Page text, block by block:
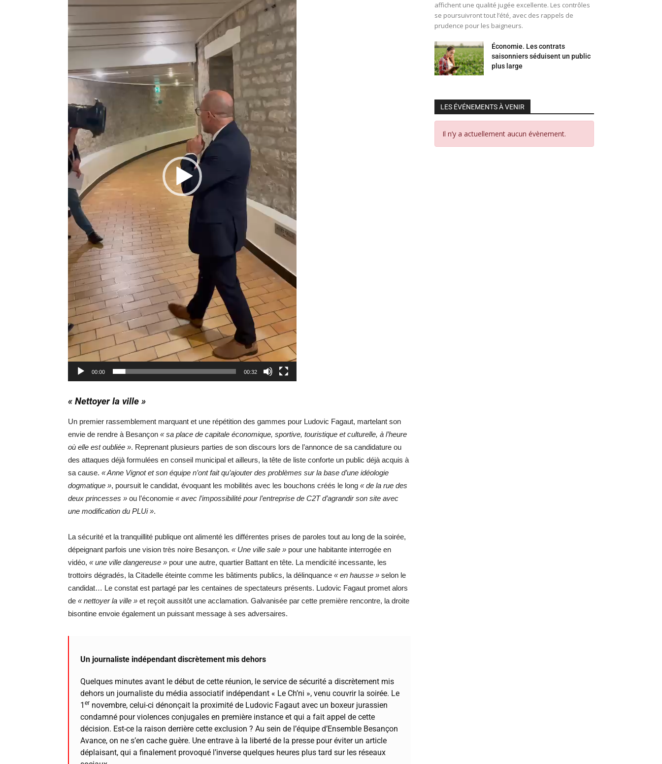
00:00 00:32
« Nettoyer la ville »
Un premier rassemblement marquant et une répétition des gammes pour Ludovic Fagaut, martelant son
envie de rendre à Besançon « sa place de capitale économique, sportive, touristique et culturelle, à l’heure
où elle est oubliée ». Reprenant plusieurs parties de son discours lors de l’annonce de sa candidature ou
des attaques déjà formulées en conseil municipal et ailleurs, la tête de liste conforte un public déjà acquis à
sa cause. « Anne Vignot et son équipe n’ont fait qu’ajouter des problèmes sur la base d’une idéologie
dogmatique », poursuit le candidat, évoquant les mobilités avec les bouchons créés le long « de la rue des
deux princesses » ou l’économie « avec l’impossibilité pour l’entreprise de C2T d’agrandir son site avec
une modification du PLUi ».
La sécurité et la tranquillité publique ont alimenté les différentes prises de paroles tout au long de la soirée,
dépeignant parfois une vision très noire Besançon. « Une ville sale » pour une habitante interrogée en
vidéo, « une ville dangereuse » pour une autre, quartier Battant en tête. La mendicité incessante, les
trottoirs dégradés, la Citadelle éteinte comme les bâtiments publics, la délinquance « en hausse » selon le
candidat… Le constat est partagé par les centaines de spectateurs présents. Ludovic Fagaut promet alors
de « nettoyer la ville » et reçoit aussitôt une acclamation. Galvanisée par cette première rencontre, la droite
bisontine envoie également un puissant message à ses adversaires.
Un journaliste indépendant discrètement mis dehors
Quelques minutes avant le début de cette réunion, le service de sécurité a discrètement mis
dehors un journaliste du média associatif indépendant « Le Ch’ni », venu couvrir la soirée. Le
1 er novembre, celui-ci dénonçait la proximité de Ludovic Fagaut avec un boxeur jurassien
condamné pour violences conjugales en première instance et qui a fait appel de cette
décision. Est-ce la raison derrière cette exclusion ? Au sein de l’équipe d’Ensemble Besançon
Avance, on ne s’en cache guère. Une entrave à la liberté de la presse pour éviter un article
déplaisant, qui a finalement provoqué l’inverse quelques heures plus tard sur les réseaux
affichent une qualité jugée excellente. Les contrôles
se poursuivront tout l’été, avec des rappels de
prudence pour les baigneurs.
Économie. Les contrats
saisonniers séduisent un public
plus large
LES ÉVÉNEMENTS À VENIR
Il n’y a actuellement aucun évènement.